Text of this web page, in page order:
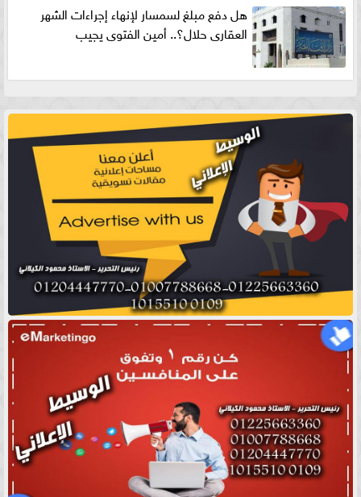
هل دفع مبلغ لسمسار لإنهاء إجراءات الشهر
العقارى حلال؟.. أمين الفتوى يجيب